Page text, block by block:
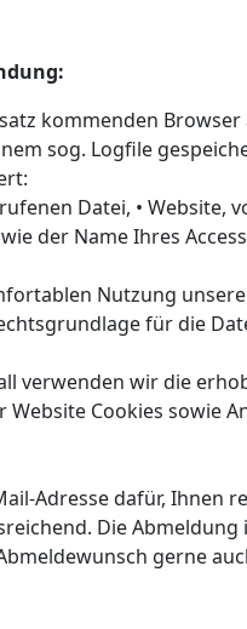
kommenden
sog. Logfile
Datei, • Website,
der Name Ihres
Nutzung
für die
verwenden wir die
Cookies sowie
Adresse dafür, Ihnen
Die
gerne